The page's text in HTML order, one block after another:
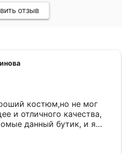
отзыв
костюм,но не мог
и отличного качества,
данный бутик, и я
костюмов и при этом
консультант Карина